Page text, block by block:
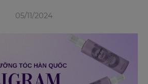
Feed
05/11/2024